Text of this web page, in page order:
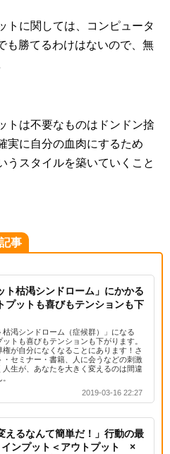
トに関しては、コンピュータ
も勝てるわけはないので、無
トは不要なものはドンドン捨
実に自分の血肉にするため
うスタイルを築いていくこと
事
ト枯渇シンドローム」にかかる
プットも喜びもテンションも下
枯渇シンドローム（症候群）」になる
ットも喜びもテンションも下がります。
権が自分になくなることにあります！さ
・セミナー・書籍、人に会うなどの刺激
人生が、あなたを大きく変えるのは間違
2019-03-16 22:27
えるなんて簡単だ！」行動の最
ンプット＜アウトプット ×